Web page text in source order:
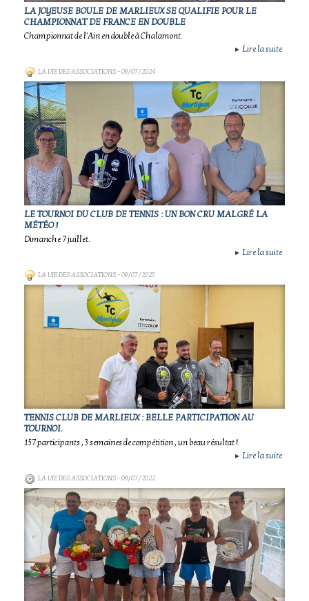
LA JOYEUSE BOULE DE MARLIEUX SE QUALIFIE POUR LE
CHAMPIONNAT DE FRANCE EN DOUBLE
Championnat de l'Ain en double à Chalamont.
► Lire la suite
LA VIE DES ASSOCIATIONS- 09/07/2024
LE TOURNOI DU CLUB DE TENNIS : UN BON CRU MALGRÉ LA
MÉTÉO !
Dimanche 7 juillet.
► Lire la suite
LA VIE DES ASSOCIATIONS- 09/07/2025
TENNIS CLUB DE MARLIEUX : BELLE PARTICIPATION AU
TOURNOI.
157 participants , 3 semaines de compétition , un beau résultat !.
► Lire la suite
LA VIE DES ASSOCIATIONS- 09/07/2022